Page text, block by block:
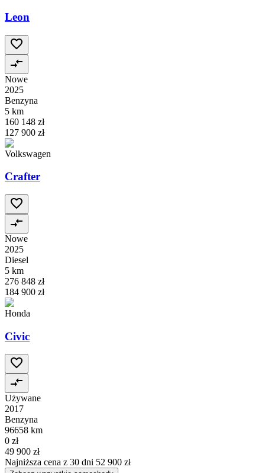
Leon
Nowe
2025
Benzyna
5 km
160 148 zł
127 900 zł
Volkswagen
Crafter
Nowe
2025
Diesel
5 km
276 848 zł
184 900 zł
Honda
Civic
Używane
2017
Benzyna
96658 km
0 zł
49 900 zł
Najniższa cena z 30 dni 52 900 zł